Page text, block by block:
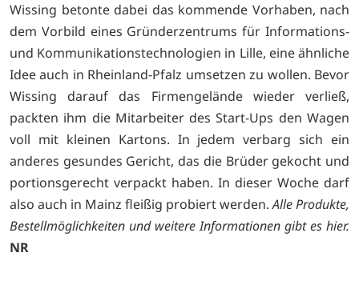
Wissing betonte dabei das kommende Vorhaben, nach
dem Vorbild eines Gründerzentrums für Informations-
und Kommunikationstechnologien in Lille, eine ähnliche
Idee auch in Rheinland-Pfalz umsetzen zu wollen. Bevor
Wissing darauf das Firmengelände wieder verließ,
packten ihm die Mitarbeiter des Start-Ups den Wagen
voll mit kleinen Kartons. In jedem verbarg sich ein
anderes gesundes Gericht, das die Brüder gekocht und
portionsgerecht verpackt haben. In dieser Woche darf
also auch in Mainz fleißig probiert werden.Alle Produkte,
Bestellmöglichkeiten und weitere Informationen gibt es hier.
NR